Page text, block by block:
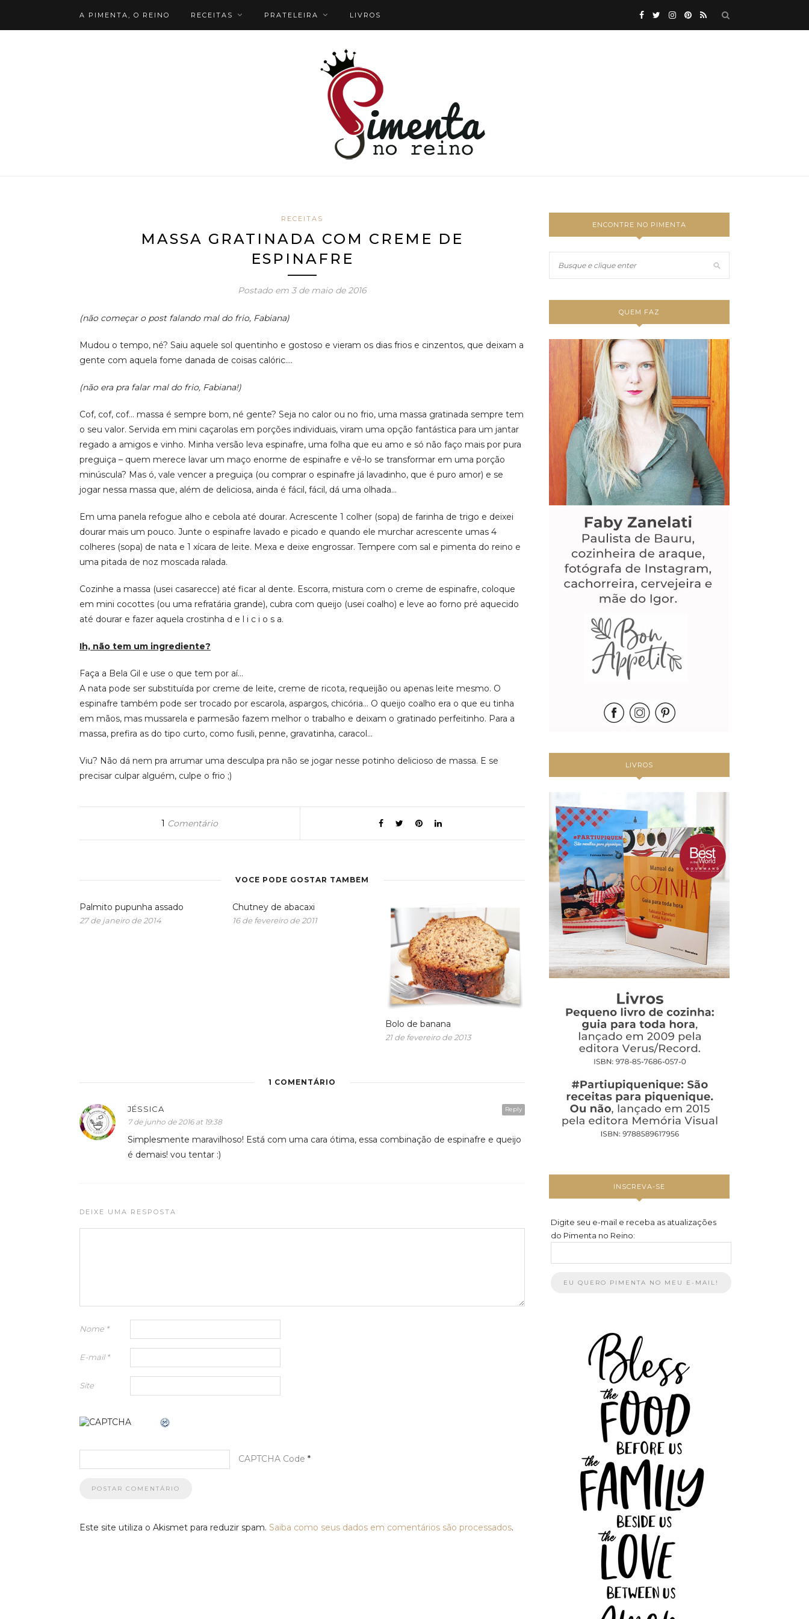
A PIMENTA, O REINO RECEITAS PRATELEIRA LIVROS
RECEITAS
MASSA GRATINADA COM CREME DE
ESPINAFRE
Postado em 3 de maio de 2016
(não começar o post falando mal do frio, Fabiana)
Mudou o tempo, né? Saiu aquele sol quentinho e gostoso e vieram os dias frios e cinzentos, que deixam a
gente com aquela fome danada de coisas calóric….
(não era pra falar mal do frio, Fabiana!)
Cof, cof, cof… massa é sempre bom, né gente? Seja no calor ou no frio, uma massa gratinada sempre tem
o seu valor. Servida em mini caçarolas em porções individuais, viram uma opção fantástica para um jantar
regado a amigos e vinho. Minha versão leva espinafre, uma folha que eu amo e só não faço mais por pura
preguiça – quem merece lavar um maço enorme de espinafre e vê-lo se transformar em uma porção
minúscula? Mas ó, vale vencer a preguiça (ou comprar o espinafre já lavadinho, que é puro amor) e se
jogar nessa massa que, além de deliciosa, ainda é fácil, fácil, dá uma olhada…
Em uma panela refogue alho e cebola até dourar. Acrescente 1 colher (sopa) de farinha de trigo e deixei
dourar mais um pouco. Junte o espinafre lavado e picado e quando ele murchar acrescente umas 4
colheres (sopa) de nata e 1 xícara de leite. Mexa e deixe engrossar. Tempere com sal e pimenta do reino e
uma pitada de noz moscada ralada.
Cozinhe a massa (usei casarecce) até ficar al dente. Escorra, mistura com o creme de espinafre, coloque
em mini cocottes (ou uma refratária grande), cubra com queijo (usei coalho) e leve ao forno pré aquecido
até dourar e fazer aquela crostinha d e l i c i o s a.
Ih, não tem um ingrediente?
Faça a Bela Gil e use o que tem por aí…
A nata pode ser substituída por creme de leite, creme de ricota, requeijão ou apenas leite mesmo. O
espinafre também pode ser trocado por escarola, aspargos, chicória… O queijo coalho era o que eu tinha
em mãos, mas mussarela e parmesão fazem melhor o trabalho e deixam o gratinado perfeitinho. Para a
massa, prefira as do tipo curto, como fusili, penne, gravatinha, caracol…
Viu? Não dá nem pra arrumar uma desculpa pra não se jogar nesse potinho delicioso de massa. E se
precisar culpar alguém, culpe o frio ;)
1 Comentário
VOCÊ PODE GOSTAR TAMBÉM
Palmito pupunha assado
27 de janeiro de 2014
Chutney de abacaxi
16 de fevereiro de 2011
Bolo de banana
21 de fevereiro de 2013
1 COMENTÁRIO
Reply
JÉSSICA
7 de junho de 2016 at 19:38
Simplesmente maravilhoso! Está com uma cara ótima, essa combinação de espinafre e queijo
é demais! vou tentar :)
DEIXE UMA RESPOSTA
Nome *
E-mail*
Site
CAPTCHA Code *
Este site utiliza o Akismet para reduzir spam. Saiba como seus dados em comentários são processados.
ENCONTRE NO PIMENTA
QUEM FAZ
LIVROS
INSCREVA-SE
Digite seu e-mail e receba as atualizações
do Pimenta no Reino: